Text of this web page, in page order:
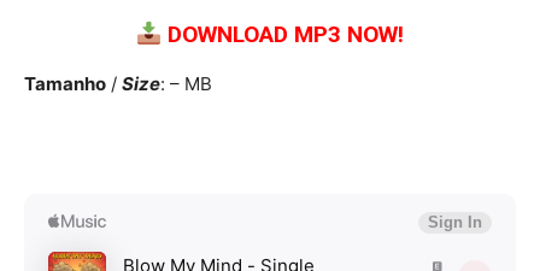
DOWNLOAD MP3 NOW!
Tamanho / Size: – MB